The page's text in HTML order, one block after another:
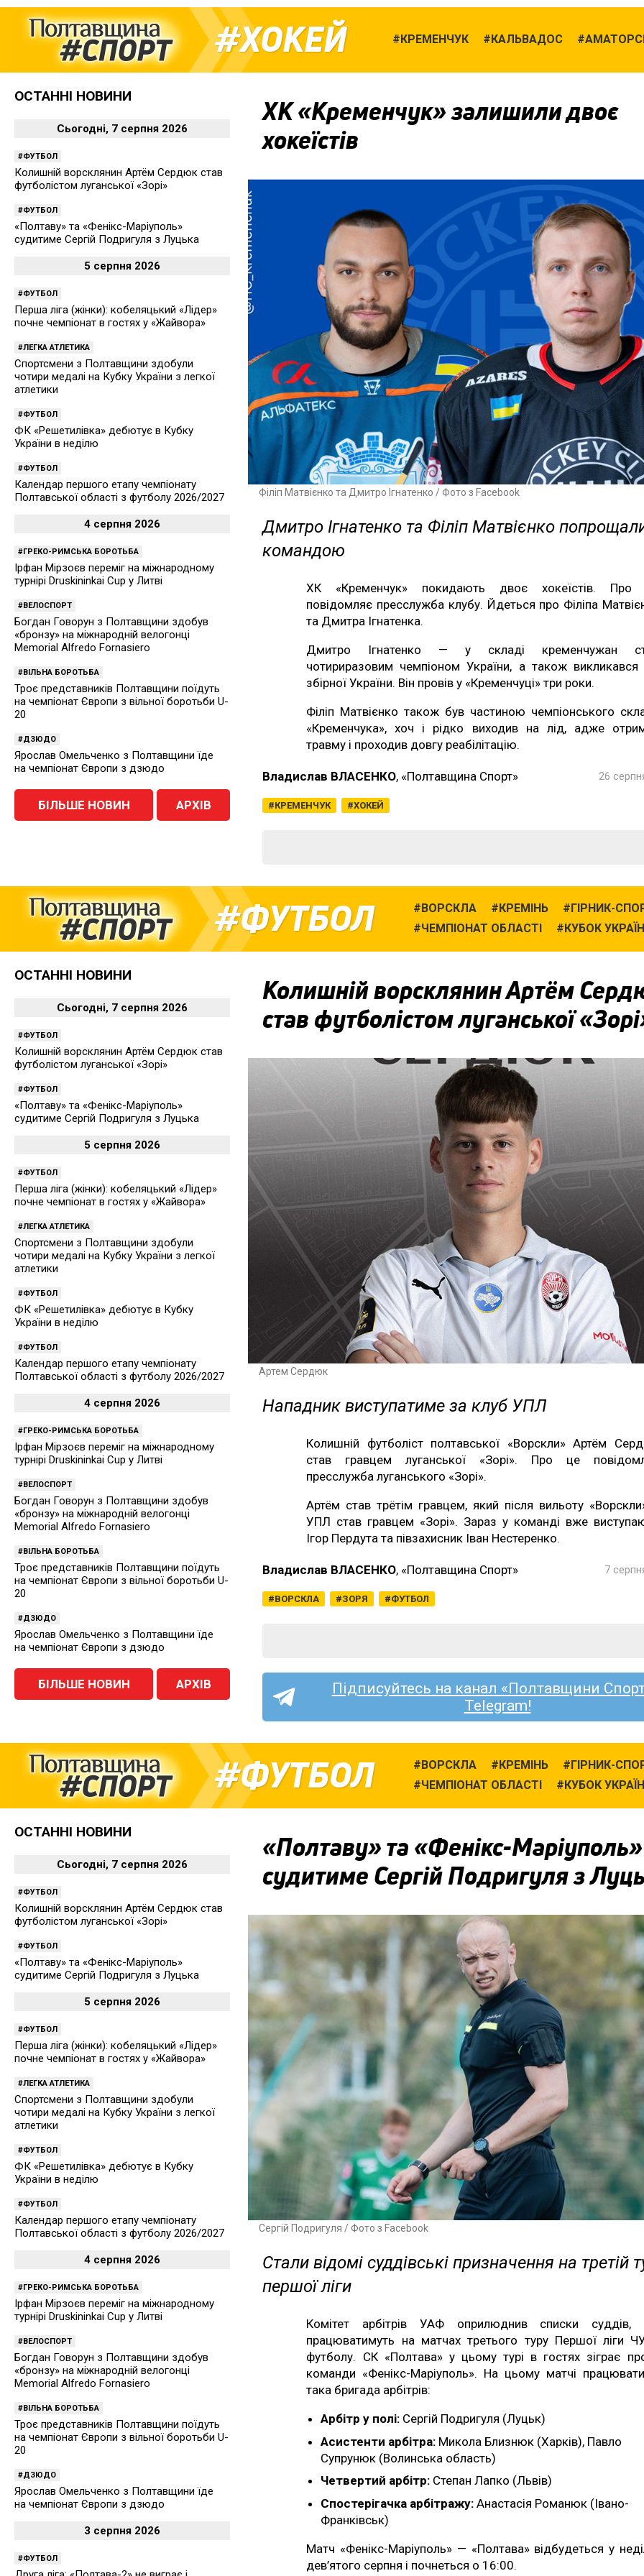
ХОКЕЙ КРЕМЕНЧУК КАЛЬВАДОС
ХК «Кременчук» залишили двоє
хокеїстів
Філіп Матвієнко та Дмитро Ігнатенко / Фото з Facebook
Дмитро Ігнатенко та Філіп Матвієнко
командою
ХК «Кременчук» покидають двоє хокеїстів. Про
повідомляє пресслужба клубу. Йдеться про Філіпа
та Дмитра Ігнатенка.
Дмитро Ігнатенко — у складі кременчужан
чотириразовим чемпіоном України, а також
збірної України. Він провів у «Кременчуці» три роки.
Філіп Матвієнко також був частиною чемпіонського
«Кременчука», хоч і рідко виходив на лід, адже
травму і проходив довгу реабілітацію.
Владислав ВЛАСЕНКО, «Полтавщина Спорт»
КРЕМЕНЧУК ХОКЕЙ
26
ОСТАННІ НОВИНИ
Сьогодні, 7 серпня 2026
ФУТБОЛ
Колишній ворсклянин Артём Сердюк став
футболістом луганської «Зорі»
ФУТБОЛ
«Полтаву» та «Фенікс-Маріуполь»
судитиме Сергій Подригуля з Луцька
5 серпня 2026
ФУТБОЛ
Перша ліга (жінки): кобеляцький «Лідер»
почне чемпіонат в гостях у «Жайвора»
ЛЕГКА АТЛЕТИКА
Спортсмени з Полтавщини здобули
чотири медалі на Кубку України з легкої
атлетики
ФУТБОЛ
ФК «Решетилівка» дебютує в Кубку
України в неділю
ФУТБОЛ
Календар першого етапу чемпіонату
Полтавської області з футболу 2026/2027
4 серпня 2026
ГРЕКО-РИМСЬКА БОРОТЬБА
Ірфан Мірзоєв переміг на міжнародному
турнірі Druskininkai Cup у Литві
ВЕЛОСПОРТ
Богдан Говорун з Полтавщини здобув
«бронзу» на міжнародній велогонці
Memorial Alfredo Fornasiero
ВІЛЬНА БОРОТЬБА
Троє представників Полтавщини поїдуть
на чемпіонат Європи з вільної боротьби U-
20
ДЗЮДО
Ярослав Омельченко з Полтавщини їде
на чемпіонат Європи з дзюдо
БІЛЬШЕ НОВИН АРХІВ
ФУТБОЛ ВОРСКЛА КРЕМІНЬ
ГІРНИК-
ЧЕМПІОНАТ ОБЛАСТІ
КУБОК
Колишній ворсклянин Артём
став футболістом луганської
Артем Сердюк
Нападник виступатиме за клуб УПЛ
Колишній футболіст полтавської «Ворскли» Артём
став гравцем луганської «Зорі». Про це
пресслужба луганського «Зорі».
Артём став трётім гравцем, який після вильоту
УПЛ став гравцем «Зорі». Зараз у команді вже
Ігор Пердута та півзахисник Іван Нестеренко.
Владислав ВЛАСЕНКО, «Полтавщина Спорт»
ВОРСКЛА ЗОРЯ ФУТБОЛ
7
Підписуйтесь на канал «Полтавщини
Telegram!
ОСТАННІ НОВИНИ
Сьогодні, 7 серпня 2026
ФУТБОЛ
Колишній ворсклянин Артём Сердюк став
футболістом луганської «Зорі»
ФУТБОЛ
«Полтаву» та «Фенікс-Маріуполь»
судитиме Сергій Подригуля з Луцька
5 серпня 2026
ФУТБОЛ
Перша ліга (жінки): кобеляцький «Лідер»
почне чемпіонат в гостях у «Жайвора»
ЛЕГКА АТЛЕТИКА
Спортсмени з Полтавщини здобули
чотири медалі на Кубку України з легкої
атлетики
ФУТБОЛ
ФК «Решетилівка» дебютує в Кубку
України в неділю
ФУТБОЛ
Календар першого етапу чемпіонату
Полтавської області з футболу 2026/2027
4 серпня 2026
ГРЕКО-РИМСЬКА БОРОТЬБА
Ірфан Мірзоєв переміг на міжнародному
турнірі Druskininkai Cup у Литві
ВЕЛОСПОРТ
Богдан Говорун з Полтавщини здобув
«бронзу» на міжнародній велогонці
Memorial Alfredo Fornasiero
ВІЛЬНА БОРОТЬБА
Троє представників Полтавщини поїдуть
на чемпіонат Європи з вільної боротьби U-
20
ДЗЮДО
Ярослав Омельченко з Полтавщини їде
на чемпіонат Європи з дзюдо
БІЛЬШЕ НОВИН АРХІВ
ФУТБОЛ ВОРСКЛА КРЕМІНЬ
ГІРНИК-
ЧЕМПІОНАТ ОБЛАСТІ
КУБОК
«Полтаву» та «Фенікс-Маріуполь»
судитиме Сергій Подригуля з
Сергій Подригуля / Фото з Facebook
Стали відомі суддівські призначення на третій
першої ліги
Комітет арбітрів УАФ оприлюднив списки суддів,
працюватимуть на матчах третього туру Першої ліги
футболу. СК «Полтава» у цьому турі в гостях зіграє
команди «Фенікс-Маріуполь». На цьому матчі
така бригада арбітрів:
Арбітр у полі: Сергій Подригуля (Луцьк)
Асистенти арбітра: Микола Близнюк (Харків), Павло
Супрунюк (Волинська область)
Четвертий арбітр: Степан Лапко (Львів)
Спостерігачка арбітражу:Анастасія Романюк (Івано-
Франківськ)
Матч «Фенікс-Маріуполь» — «Полтава» відбудеться у
дев’ятого серпня і почнеться о 16:00.
ОСТАННІ НОВИНИ
Сьогодні, 7 серпня 2026
ФУТБОЛ
Колишній ворсклянин Артём Сердюк став
футболістом луганської «Зорі»
ФУТБОЛ
«Полтаву» та «Фенікс-Маріуполь»
судитиме Сергій Подригуля з Луцька
5 серпня 2026
ФУТБОЛ
Перша ліга (жінки): кобеляцький «Лідер»
почне чемпіонат в гостях у «Жайвора»
ЛЕГКА АТЛЕТИКА
Спортсмени з Полтавщини здобули
чотири медалі на Кубку України з легкої
атлетики
ФУТБОЛ
ФК «Решетилівка» дебютує в Кубку
України в неділю
ФУТБОЛ
Календар першого етапу чемпіонату
Полтавської області з футболу 2026/2027
4 серпня 2026
ГРЕКО-РИМСЬКА БОРОТЬБА
Ірфан Мірзоєв переміг на міжнародному
турнірі Druskininkai Cup у Литві
ВЕЛОСПОРТ
Богдан Говорун з Полтавщини здобув
«бронзу» на міжнародній велогонці
Memorial Alfredo Fornasiero
ВІЛЬНА БОРОТЬБА
Троє представників Полтавщини поїдуть
на чемпіонат Європи з вільної боротьби U-
20
ДЗЮДО
Ярослав Омельченко з Полтавщини їде
на чемпіонат Європи з дзюдо
3 серпня 2026
ФУТБОЛ